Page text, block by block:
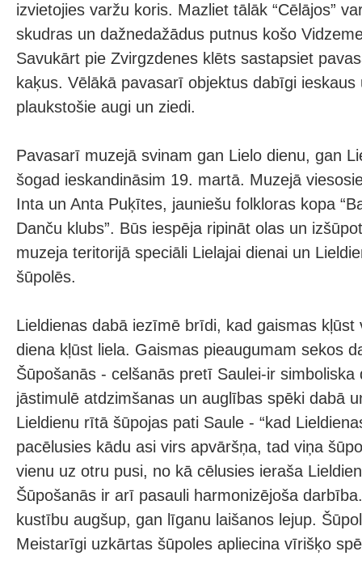
izvietojies varžu koris. Mazliet tālāk “Cēlājos”
skudras un dažnedažādus putnus košo
Savukārt pie Zvirgzdenes klēts sastapsiet
kaķus. Vēlākā pavasarī objektus dabīgi ieskaus
plaukstošie augi un ziedi.
Pavasarī muzejā svinam gan Lielo dienu, gan
šogad ieskandināsim 19. martā. Muzejā
Inta un Anta Puķītes, jauniešu folkloras kopa
Danču klubs”. Būs iespēja ripināt olas un
muzeja teritorijā speciāli Lielajai dienai un
šūpolēs.
Lieldienas dabā iezīmē brīdi, kad gaismas
diena kļūst liela. Gaismas pieaugumam sekos
Šūpošanās - celšanās pretī Saulei-ir simboliska
jāstimulē atdzimšanas un auglības spēki dabā
Lieldienu rītā šūpojas pati Saule - “kad
pacēlusies kādu asi virs apvāršņa, tad viņa
vienu uz otru pusi, no kā cēlusies ieraša
Šūpošanās ir arī pasauli harmonizējoša
kustību augšup, gan līganu laišanos lejup.
Meistarīgi uzkārtas šūpoles apliecina vīrišķo